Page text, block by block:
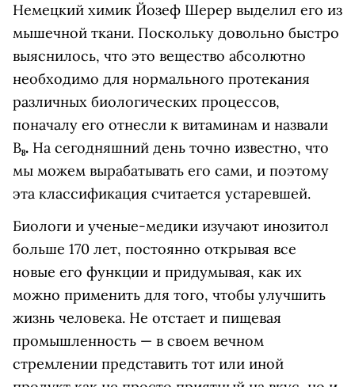
Немецкий химик Йозеф Шерер выделил его из
мышечной ткани. Поскольку довольно быстро
выяснилось, что это вещество абсолютно
необходимо для нормального протекания
различных биологических процессов,
поначалу его отнесли к витаминам и назвали
B₈. На сегодняшний день точно известно, что
мы можем вырабатывать его сами, и поэтому
эта классификация считается устаревшей.
Биологи и ученые-медики изучают инозитол
больше 170 лет, постоянно открывая все
новые его функции и придумывая, как их
можно применить для того, чтобы улучшить
жизнь человека. Не отстает и пищевая
промышленность — в своем вечном
стремлении представить тот или иной